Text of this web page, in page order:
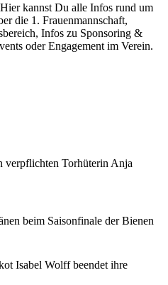
kannst Du alle Infos rund um
die 1. Frauenmannschaft,
Infos zu Sponsoring &
oder Engagement im Verein.
Torhüterin Anja
beim Saisonfinale der Bienen
Isabel Wolff beendet ihre